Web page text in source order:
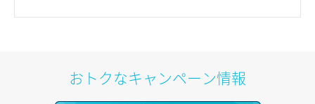
おトクなキャンペーン情報